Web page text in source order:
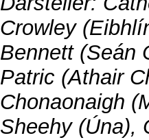
Crowley
Bennett (Seán
Patric (Athair
Chonaonaigh
Sheehy (Úna),